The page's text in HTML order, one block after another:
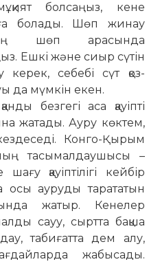
болсаңыз, кене
болады. Шөп жинау
шөп арасында
Ешкі және сиыр сүтін
керек, себебі сүт қоз­
да мүмкін екен.
безгегі аса қауіпті
жатады. Ауру көктем,
Конго-Қырым
тасы­мал­дау­шысы –
қауіптілігі кейбір
осы ауруды тарататын
жатыр. Кенелер
сауу, сыртта бақша
табиғатта дем алу,
жабысады.